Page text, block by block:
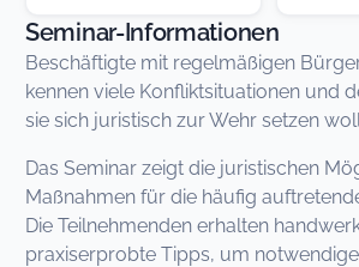
Seminar-Informationen
Beschäftigte mit regelmäßigen
kennen viele Konfliktsituationen und
sie sich juristisch zur Wehr setzen
Das Seminar zeigt die juristischen
Maßnahmen für die häufig
Die Teilnehmenden erhalten
praxiserprobte Tipps, um